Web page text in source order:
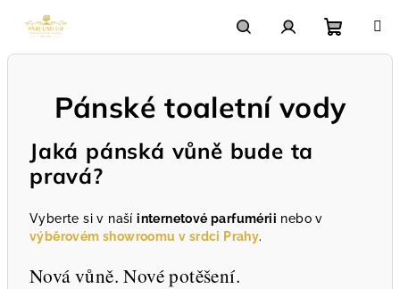
HledatPřihlášení
košík
Pánské toaletní vody
Jaká pánská vůně bude ta
pravá?
Vyberte si v našíinternetové parfumérii nebo v
výběrovém showroomu v srdci Prahy.
Nová vůně. Nové potěšení.